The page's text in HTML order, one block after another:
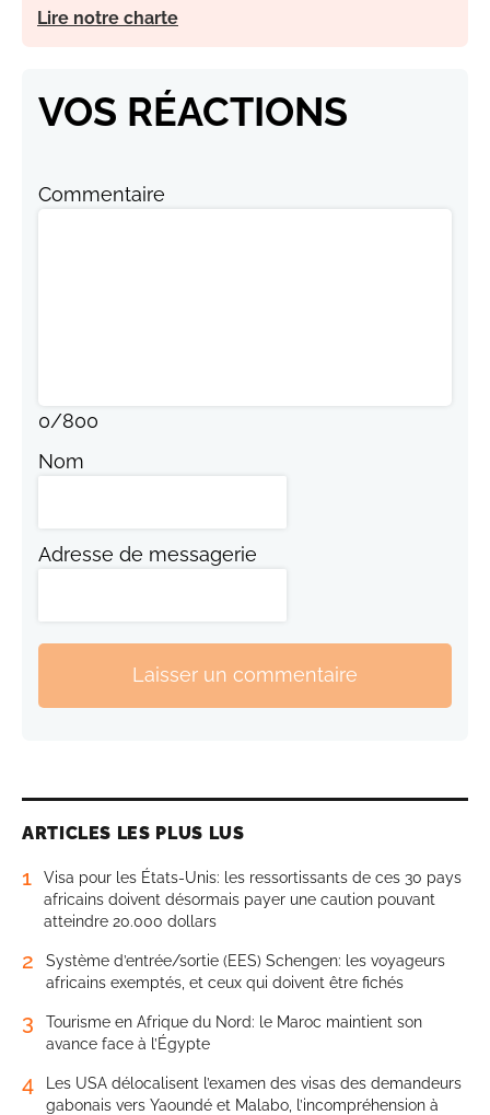
Lire notre charte
VOS RÉACTIONS
Commentaire
0/800
Nom
Adresse de messagerie
Laisser un commentaire
ARTICLES LES PLUS LUS
1
Visa pour les États-Unis: les ressortissants de ces 30 pays
africains doivent désormais payer une caution pouvant
atteindre 20.000 dollars
2
Système d’entrée/sortie (EES) Schengen: les voyageurs
africains exemptés, et ceux qui doivent être fichés
3
Tourisme en Afrique du Nord: le Maroc maintient son
avance face à l’Égypte
4
Les USA délocalisent l’examen des visas des demandeurs
gabonais vers Yaoundé et Malabo, l’incompréhension à